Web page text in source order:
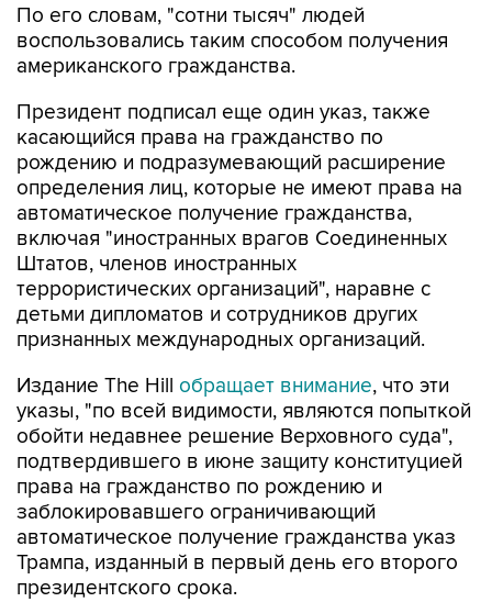
По его словам, "сотни тысяч" людей
воспользовались таким способом получения
американского гражданства.
Президент подписал еще один указ, также
касающийся права на гражданство по
рождению и подразумевающий расширение
определения лиц, которые не имеют права на
автоматическое получение гражданства,
включая "иностранных врагов Соединенных
Штатов, членов иностранных
террористических организаций", наравне с
детьми дипломатов и сотрудников других
признанных международных организаций.
Издание The Hill обращает внимание, что эти
указы, "по всей видимости, являются попыткой
обойти недавнее решение Верховного суда",
подтвердившего в июне защиту конституцией
права на гражданство по рождению и
заблокировавшего ограничивающий
автоматическое получение гражданства указ
Трампа, изданный в первый день его второго
президентского срока.